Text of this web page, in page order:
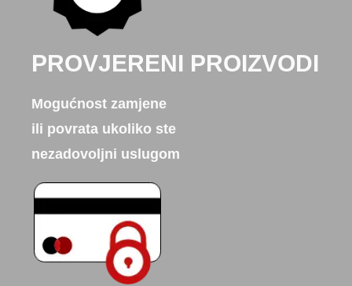
PROVJERENI PROIZVODI
Mogućnost zamjene
ili povrata ukoliko ste
nezadovoljni uslugom